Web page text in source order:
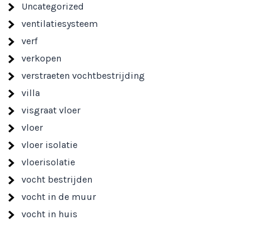
Uncategorized
ventilatiesysteem
verf
verkopen
verstraeten vochtbestrijding
villa
visgraat vloer
vloer
vloer isolatie
vloerisolatie
vocht bestrijden
vocht in de muur
vocht in huis